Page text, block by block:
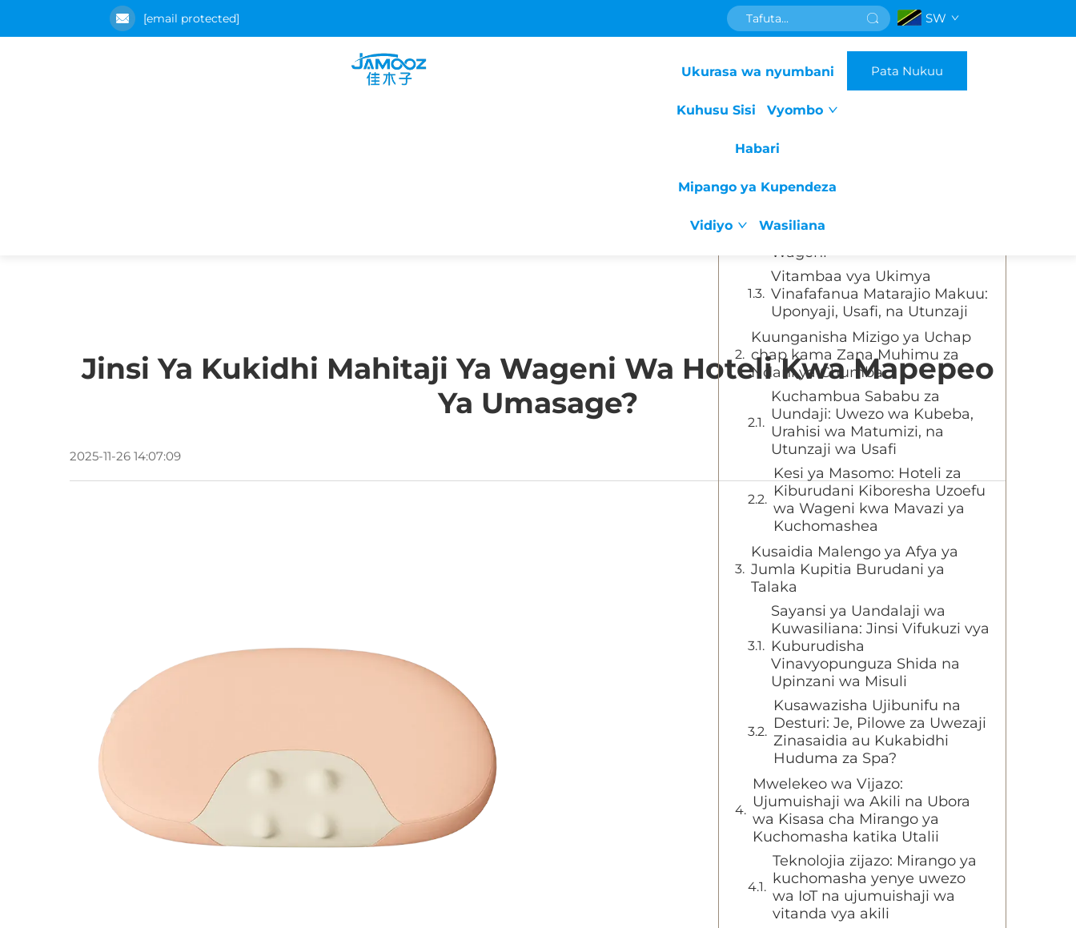
[email protected] SW
Ukurasa wa nyumbani
Kuhusu Sisi Vyombo
Habari
Mipango ya Kupendeza
Vidiyo Wasiliana
Pata Nukuu
Jinsi Ya Kukidhi Mahitaji Ya Wageni Wa Hoteli Kwa Mapepeo
Ya Umasage?
2025-11-26 14:07:09
Orodha ya Mada
Kuelewa Matarajio ya Wageni
Hoteli
Ombi lililoongezeka la Uzoefu
wa Ndani ya Chumba
Mapepeo ya Umasage
Kushirikisha Viashiria vya
Ulinzi, Kurudi na Urahisi wa
Wageni
Vitambaa vya Ukimya
Vinafafanua Matarajio Makuu:
Uponyaji, Usafi, na Utunzaji
Kuunganisha Mizigo ya Uchap
chap kama Zana Muhimu za
Ndani ya Chumba
Kuchambua Sababu za
Uundaji: Uwezo wa Kubeba,
Urahisi wa Matumizi, na
Utunzaji wa Usafi
Kesi ya Masomo: Hoteli za
Kiburudani Kiboresha Uzoefu
wa Wageni kwa Mavazi ya
Kuchomashea
Kusaidia Malengo ya Afya ya
Jumla Kupitia Burudani ya
Talaka
Sayansi ya Uandalaji wa
Kuwasiliana: Jinsi Vifukuzi vya
Kuburudisha
Vinavyopunguza Shida na
Upinzani wa Misuli
Kusawazisha Ujibunifu na
Desturi: Je, Pilowe za Uwezaji
Zinasaidia au Kukabidhi
Huduma za Spa?
Mwelekeo wa Vijazo:
Ujumuishaji wa Akili na Ubora
wa Kisasa cha Mirango ya
Kuchomasha katika Utalii
Teknolojia zijazo: Mirango ya
kuchomasha yenye uwezo
wa IoT na ujumuishaji wa
vitanda vya akili